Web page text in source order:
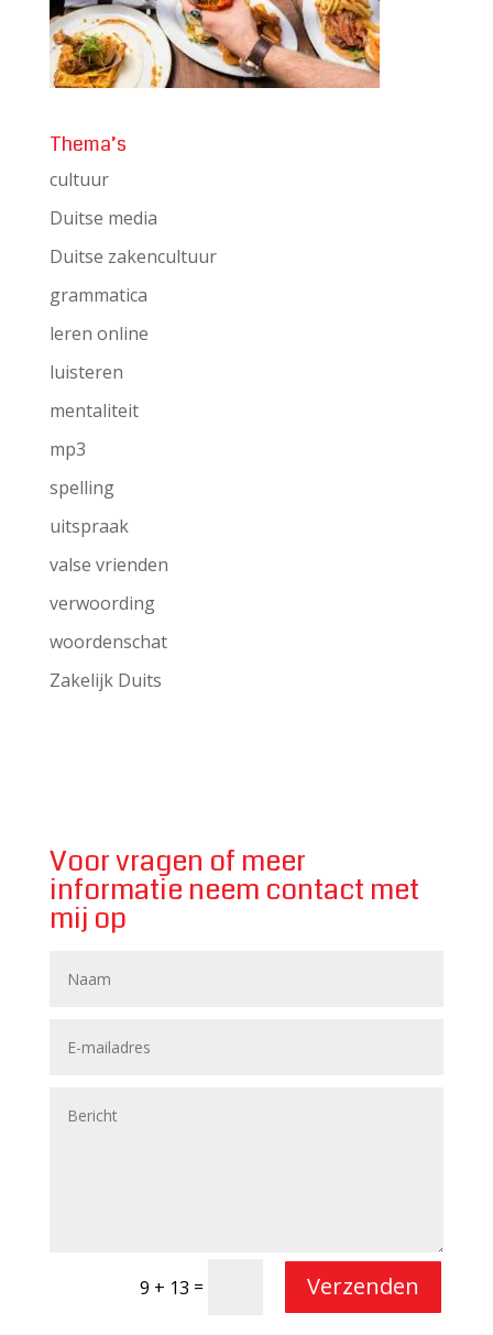
Thema’s
cultuur
Duitse media
Duitse zakencultuur
grammatica
leren online
luisteren
mentaliteit
mp3
spelling
uitspraak
valse vrienden
verwoording
woordenschat
Zakelijk Duits
Voor vragen of meer
informatie neem contact met
mij op
9 + 13 = Verzenden